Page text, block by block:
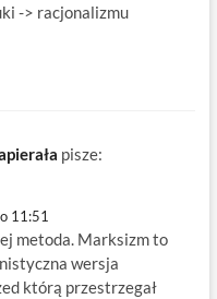
-> racjonalizmu
pisze:
11:51
metoda. Marksizm to
wersja
którą przestrzegał